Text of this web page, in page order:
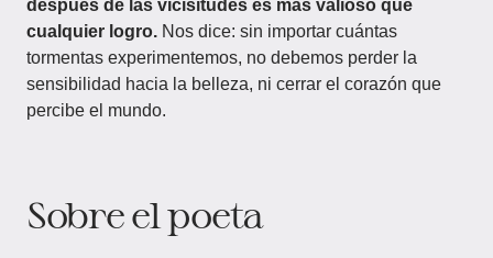
después de las vicisitudes es más valioso que
cualquier logro. Nos dice: sin importar cuántas
tormentas experimentemos, no debemos perder la
sensibilidad hacia la belleza, ni cerrar el corazón que
percibe el mundo.
Sobre el poeta